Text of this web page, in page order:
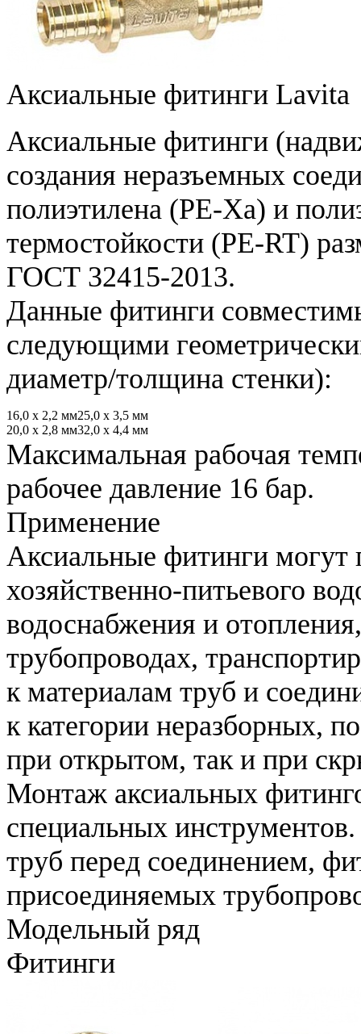
Аксиальные фитинги Lavita
Аксиальные фитинги
создания неразъемных
полиэтилена (PE-Xa) и
термостойкости (PE-RT)
ГОСТ 32415-2013.
Данные фитинги
следующими
диаметр/толщина стенки):
16,0 х 2,2 мм25,0 х 3,5 мм
20,0 х 2,8 мм32,0 х 4,4 мм
Максимальная рабочая
рабочее давление 16 бар.
Применение
Аксиальные фитинги могут
хозяйственно-питьевого
водоснабжения и
трубопроводах,
к материалам труб и
к категории неразборных,
при открытом, так и при
Монтаж аксиальных
специальных
труб перед соединением,
присоединяемых
Модельный ряд
Фитинги